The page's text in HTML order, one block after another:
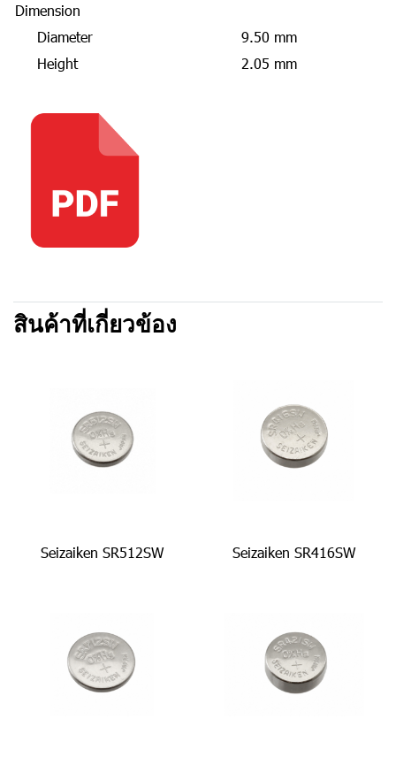
Dimension
Diameter
9.50 mm
Height
2.05 mm
สินค้าที่เกี่ยวข้อง
Seizaiken SR512SW Seizaiken SR416SW